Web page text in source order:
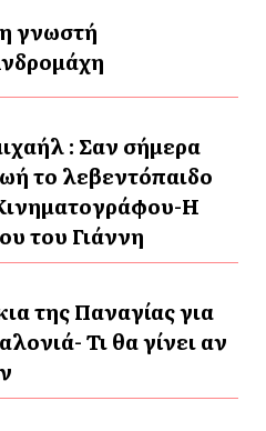
γνωστή
: Σαν σήμερα
το λεβεντόπαιδο
Η
του Γιάννη
της Παναγίας για
Τι θα γίνει αν